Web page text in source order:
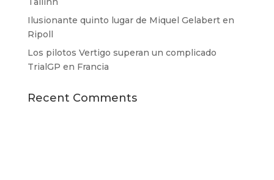
Ilusionante quinto lugar de Miquel Gelabert en
Ripoll
Los pilotos Vertigo superan un complicado
TrialGP en Francia
Recent Comments